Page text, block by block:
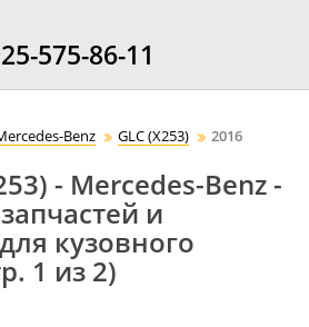
575-86-11
Benz GLC (X253) 2016
- Mercedes-Benz -
и
кузовного
1 из 2)